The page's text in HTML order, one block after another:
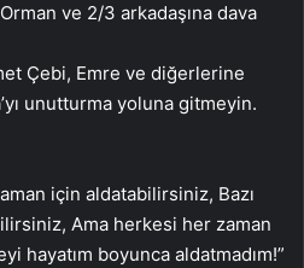
ve 2/3 arkadaşına dava
Çebi, Emre ve diğerlerine
unutturma yoluna gitmeyin.
için aldatabilirsiniz, Bazı
Ama herkesi her zaman
hayatım boyunca aldatmadım!”